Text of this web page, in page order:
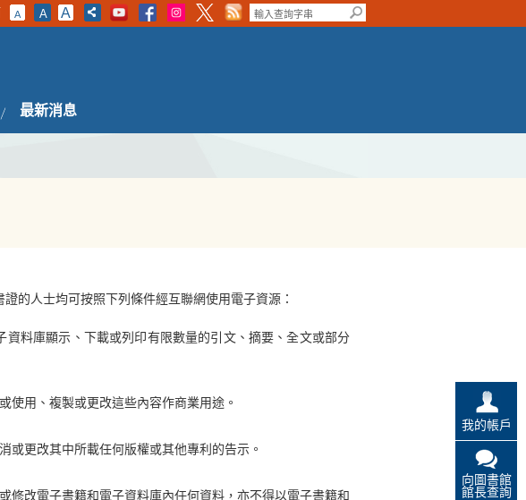
A A A
最新消息
我的帳戶
向圖書館
館長查詢
的人士均可按照下列條件經互聯網使用電子資源：
料庫顯示、下載或列印有限數量的引文、摘要、全文或部分
使用、複製或更改這些內容作商業用途。
或更改其中所載任何版權或其他專利的告示。
修改電子書籍和電子資料庫內任何資料，亦不得以電子書籍和